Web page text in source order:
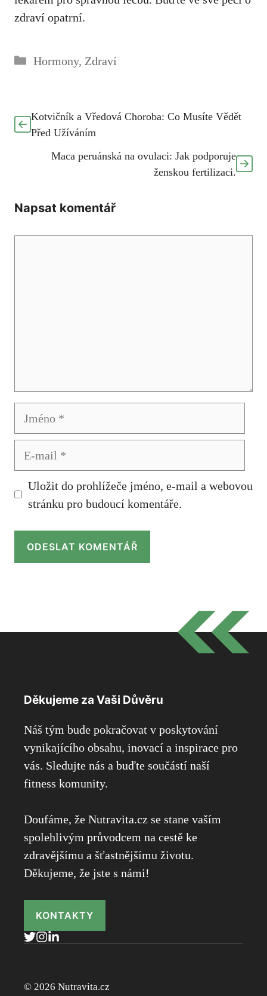
zdraví opatrní.
Rubriky
Hormony, Zdraví
Kotvičník a Vředová Choroba: Co Musíte Vědět
Před Užíváním
Maca peruánská na ovulaci: Jak podporuje
ženskou fertilizaci.
Napsat komentář
Jméno
Uložit do prohlížeče jméno, e-mail a webovou
stránku pro budoucí komentáře.
Děkujeme za Vaši Důvěru
Náš tým bude pokračovat v poskytování
vynikajícího obsahu, inovací a inspirace pro
vás. Sledujte nás a buďte součástí naší
fitness komunity.
Doufáme, že Nutravita.cz se stane vaším
spolehlivým průvodcem na cestě ke
zdravějšímu a šťastnějšímu životu.
Děkujeme, že jste s námi!
KONTAKTY
© 2026 Nutravita.cz